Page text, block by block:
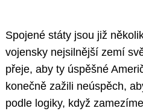
Spojené státy jsou již
vojensky nejsilnější zemí
přeje, aby ty úspěšné
konečně zažili neúspěch,
podle logiky, když